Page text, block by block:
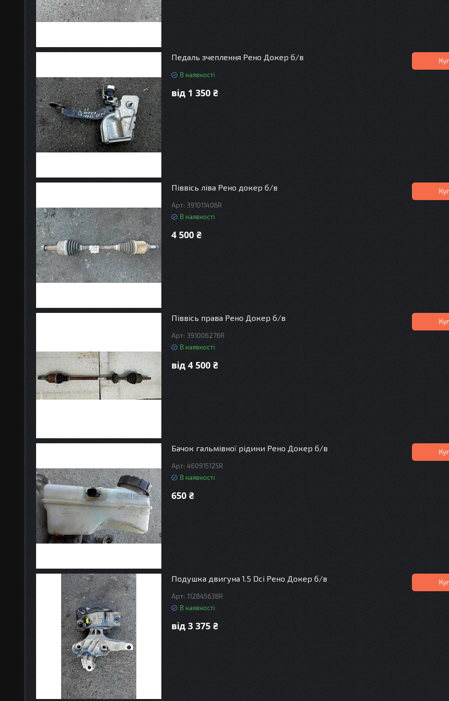
Педаль зчеплення Рено Докер б/в
В наявності
від 1 350 ₴
Піввісь ліва Рено докер б/в
391011406R
В наявності
4 500 ₴
Піввісь права Рено Докер б/в
391006276R
В наявності
від 4 500 ₴
Бачок гальмівної рідини Рено Докер б/в
460915125R
В наявності
650 ₴
Подушка двигуна 1.5 Dci Рено Докер б/в
112845638R
В наявності
від 3 375 ₴